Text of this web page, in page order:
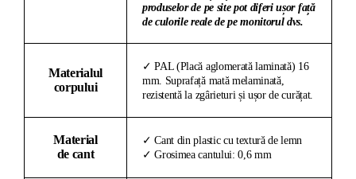
produselor de pe site pot diferi ușor față
de culorile reale de pe monitorul dvs.
Materialul
corpului
✓ PAL (Placă aglomerată laminată) 16
mm. Suprafață mată melaminată,
rezistentă la zgârieturi și ușor de curățat.
Material
de cant
✓ Cant din plastic cu textură de lemn
✓ Grosimea cantului: 0,6 mm